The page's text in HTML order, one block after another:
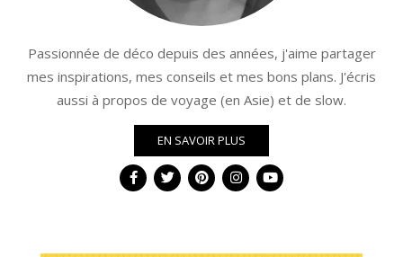
Passionnée de déco depuis des années, j'aime partager
mes inspirations, mes conseils et mes bons plans. J'écris
aussi à propos de voyage (en Asie) et de slow.
EN SAVOIR PLUS